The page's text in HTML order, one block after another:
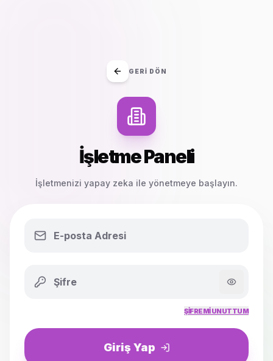
GERI DÖN
İşletme Paneli
İşletmenizi yapay zeka ile yönetmeye başlayın.
ŞIFREMI UNUTTUM
Giriş Yap